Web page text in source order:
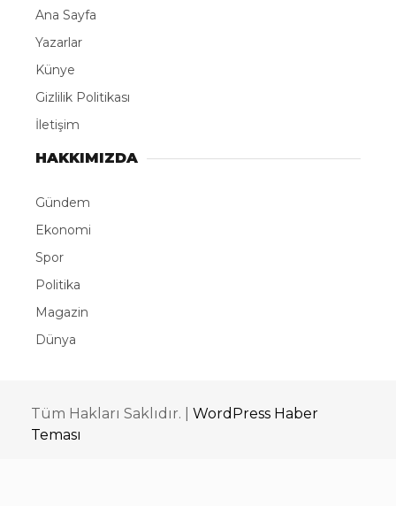
Ana Sayfa
Yazarlar
Künye
Gizlilik Politikası
İletişim
HAKKIMIZDA
Gündem
Ekonomi
Spor
Politika
Magazin
Dünya
Tüm Hakları Saklıdır. | WordPress Haber
Teması